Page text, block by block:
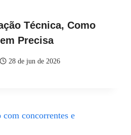
Técnica, Como
Precisa
28 de jun de 2026